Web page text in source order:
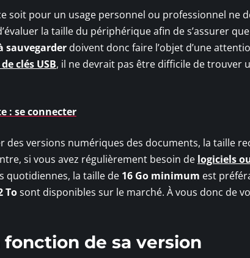
soit pour un usage personnel ou professionnel ne
la taille du périphérique afin de s’assurer que
sauvegarder doivent donc faire l’objet d’une
clés USB, il ne devrait pas être difficile de trouver
: se connecter
des versions numériques des documents, la taille
si vous avez régulièrement besoin de logiciels
quotidiennes, la taille de 16 Go minimum est
Tosont disponibles sur le marché. À vous donc de
de sa version